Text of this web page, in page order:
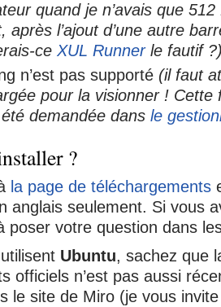
quand je n’avais que
après l’ajout d’une autre
ce XUL Runnerle fautif
n’est pas supporté (il faut
pour la visionner ! Cette
demandée dans le
?
la page de téléchargements
anglais seulement. Si vous
poser votre question dans
Ubuntu, sachez que
officiels n’est pas aussi
le site de Miro (je vous